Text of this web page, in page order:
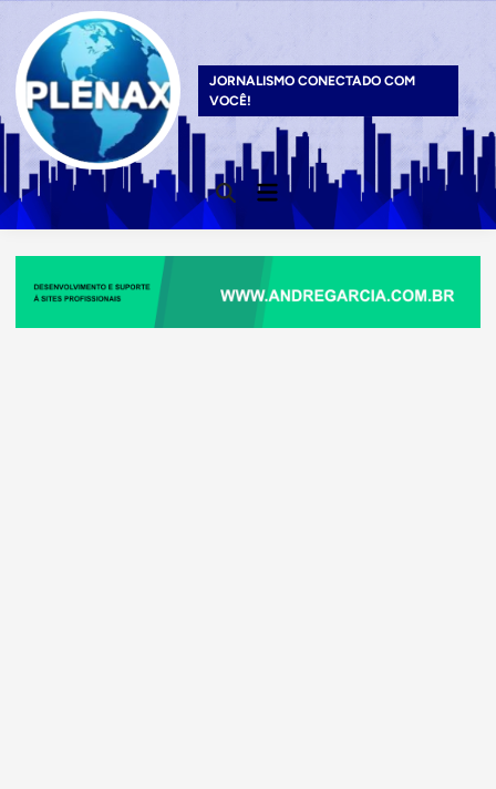
content
JORNALISMO CONECTADO COM
VOCÊ!
Open
Search
Main
Menu